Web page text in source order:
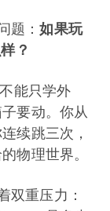
题：如果玩
？
能只学外
要动。你从
续跳三次，
物理世界。
双重压力：